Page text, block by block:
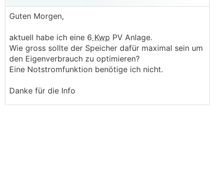
Guten Morgen,
aktuell habe ich eine 6 Kwp PV Anlage.
Wie gross sollte der Speicher dafür maximal sein um
den Eigenverbrauch zu optimieren?
Eine Notstromfunktion benötige ich nicht.
Danke für die Info